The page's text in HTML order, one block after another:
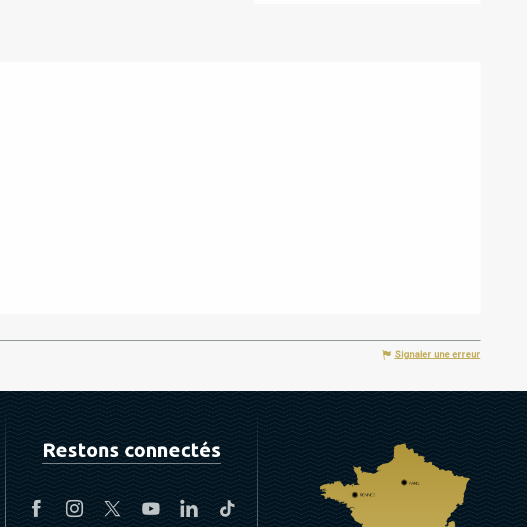
Signaler une erreur
Restons connectés
PARIS
RENNES